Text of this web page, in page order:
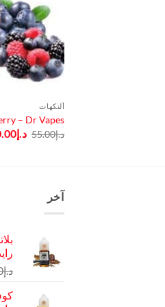
ألنكهات
– Dr Vapes
د.إ55.00 السعر
د.إ
آخر
د.إ